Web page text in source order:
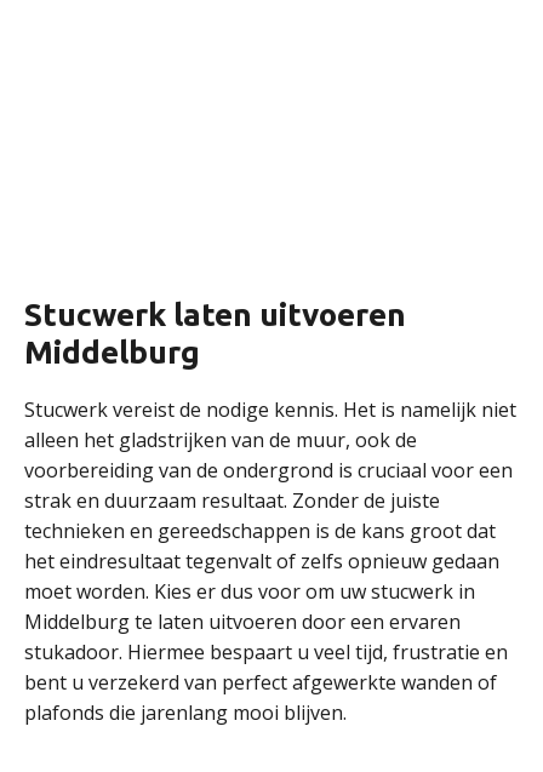
Stucwerk laten uitvoeren
Middelburg
Stucwerk vereist de nodige kennis. Het is namelijk niet
alleen het gladstrijken van de muur, ook de
voorbereiding van de ondergrond is cruciaal voor een
strak en duurzaam resultaat. Zonder de juiste
technieken en gereedschappen is de kans groot dat
het eindresultaat tegenvalt of zelfs opnieuw gedaan
moet worden. Kies er dus voor om uw stucwerk in
Middelburg te laten uitvoeren door een ervaren
stukadoor. Hiermee bespaart u veel tijd, frustratie en
bent u verzekerd van perfect afgewerkte wanden of
plafonds die jarenlang mooi blijven.